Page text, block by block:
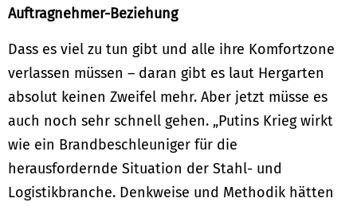
Auftragnehmer-Beziehung
Dass es viel zu tun gibt und alle ihre Komfortzone
verlassen müssen – daran gibt es laut Hergarten
absolut keinen Zweifel mehr. Aber jetzt müsse es
auch noch sehr schnell gehen. „Putins Krieg wirkt
wie ein Brandbeschleuniger für die
herausfordernde Situation der Stahl- und
Logistikbranche. Denkweise und Methodik hätten